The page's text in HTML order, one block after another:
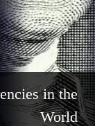
in the
World